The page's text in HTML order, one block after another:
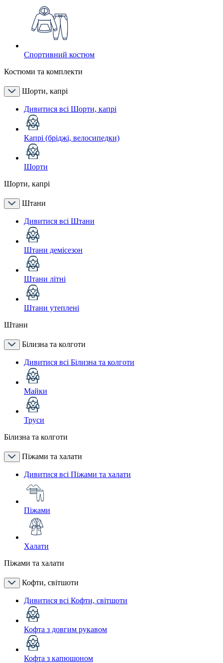
Спортивний костюм
Костюми та комплекти
Шорти, капрі
Дивитися всі Шорти, капрі
Капрі (бріджі, велосипедки)
Шорти
Шорти, капрі
Штани
Дивитися всі Штани
Штани демісезон
Штани літні
Штани утеплені
Штани
Білизна та колготи
Дивитися всі Білизна та колготи
Майки
Труси
Білизна та колготи
Піжами та халати
Дивитися всі Піжами та халати
Піжами
Халати
Піжами та халати
Кофти, світшоти
Дивитися всі Кофти, світшоти
Кофта з довгим рукавом
Кофта з капюшоном